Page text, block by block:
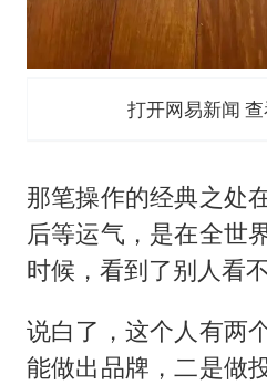
打开网易新闻
那笔操作的经典之处
后等运气，是在全世
时候，看到了别人看
说白了，这个人有两
能做出品牌，二是做